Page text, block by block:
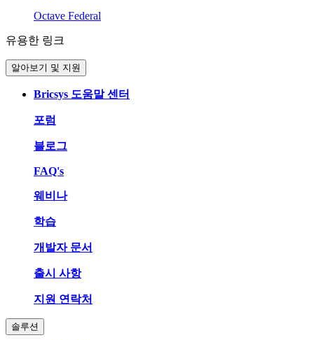
Octave Federal
유용한 링크
알아보기 및 지원
Bricsys 도움말 센터
포럼
블로그
FAQ's
웨비나
학습
개발자 문서
출시 사항
지원 연락처
솔루션